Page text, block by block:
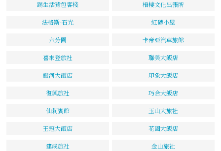
踢生活背包客棧 梧棲文化出張所
法格斯-石光 紅磚小屋
六分園 卡帝亞汽車旅館
喜來登旅社 聯美大飯店
銀河大飯店 印象大飯店
復興旅社 巧合大飯店
仙莉賓館 玉山大旅社
王冠大飯店 花國大飯店
建成旅社 金山旅社